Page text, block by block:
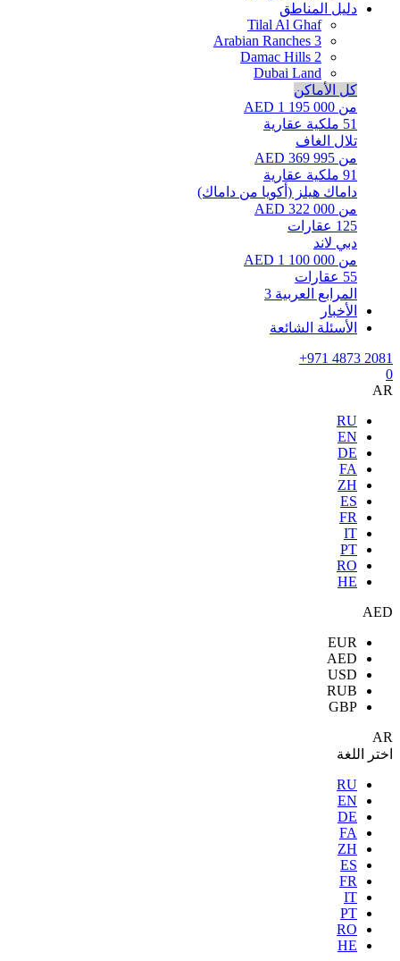
دليل المناطق
Tilal Al Ghaf
Arabian Ranches 3
Damac Hills 2
Dubai Land
كل الأماكن
من AED 1 195 000
51 ملكية عقارية
تلال الغاف
من AED 369 995
91 ملكية عقارية
داماك هيلز (أكويا من داماك)
من AED 322 000
125 عقارات
دبي لاند
من AED 1 100 000
55 عقارات
المرابع العربية 3
الأخبار
الأسئلة الشائعة
+971 4873 2081
0
AR
RU
EN
DE
FA
ZH
ES
FR
IT
PT
RO
HE
AED
EUR
AED
USD
RUB
GBP
AR
اختر اللغة
RU
EN
DE
FA
ZH
ES
FR
IT
PT
RO
HE